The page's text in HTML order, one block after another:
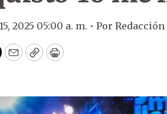
2025 05:00 a. m. • Por Redacción
EmailCopyPrint